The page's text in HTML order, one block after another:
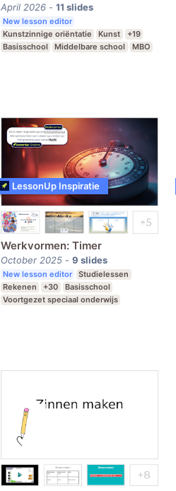
April 2026- 11 slides
New lesson editor
Kunstzinnige oriëntatie
Kunst
+19
Basisschool
Middelbare school MBO
Werkvormen: Timer
October 2025- 9 slides
New lesson editor
Studielessen
Rekenen
+30
Basisschool
Voortgezet speciaal onderwijs
LessonUp Inspiratie